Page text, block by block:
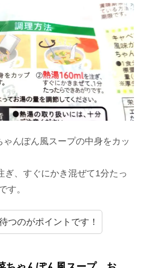
んぽん風スープの中身をカッ
、すぐにかき混ぜて1分たっ
す。
つのがポイントです！